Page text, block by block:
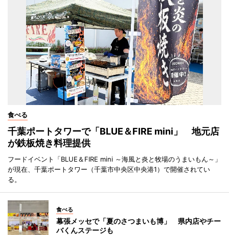
食べる
千葉ポートタワーで「BLUE＆FIRE mini」 地元店
が鉄板焼き料理提供
フードイベント「BLUE＆FIRE mini ～海風と炎と牧場のうまいもん～」
が現在、千葉ポートタワー（千葉市中央区中央港1）で開催されてい
る。
食べる
幕張メッセで「夏のさつまいも博」 県内店やチー
バくんステージも